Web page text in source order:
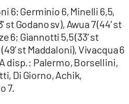
6; Germinio 6, Minelli 6,5,
Godano sv), Awua 7 (44’ st
6; Giannotti 5,5 (33’ st
st Maddaloni), Vivacqua 6
disp.: Palermo, Borsellini,
Di Giorno, Achik,
7.